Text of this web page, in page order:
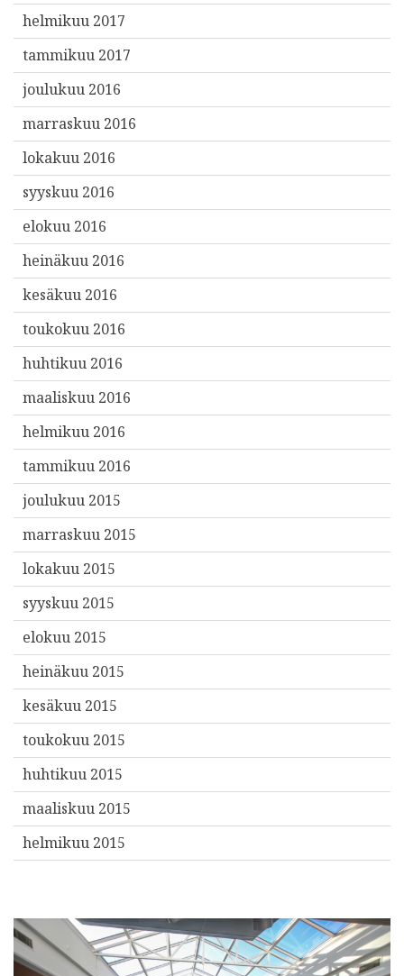
helmikuu 2017
tammikuu 2017
joulukuu 2016
marraskuu 2016
lokakuu 2016
syyskuu 2016
elokuu 2016
heinäkuu 2016
kesäkuu 2016
toukokuu 2016
huhtikuu 2016
maaliskuu 2016
helmikuu 2016
tammikuu 2016
joulukuu 2015
marraskuu 2015
lokakuu 2015
syyskuu 2015
elokuu 2015
heinäkuu 2015
kesäkuu 2015
toukokuu 2015
huhtikuu 2015
maaliskuu 2015
helmikuu 2015